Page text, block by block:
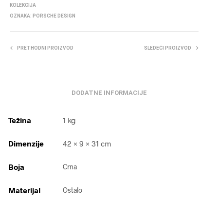
KOLEKCIJA
OZNAKA: PORSCHE DESIGN
PRETHODNI PROIZVOD SLEDEĆI PROIZVOD
DODATNE INFORMACIJE
Težina 1 kg
Dimenzije 42 × 9 × 31 cm
Boja Crna
Materijal Ostalo